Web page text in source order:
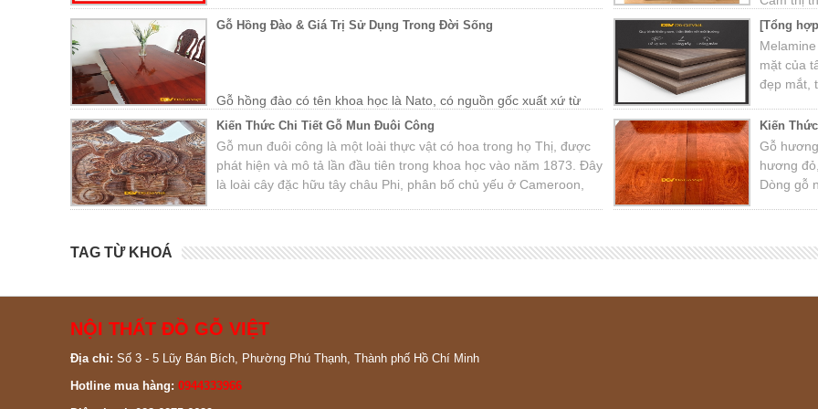
nước
vùng
Nguyên.
cao
Gỗ Hồng Đào & Giá Trị Sử Dụng Trong Đời Sống
Gỗ hồng đào có tên khoa học là Nato, có nguồn gốc xuất xứ từ
Tây Nguyên, Đắk Lắk. Cây gỗ được trồng nhiều ở các vùng miền Trung Việt Nam như
Khánh Hòa, Phú Yên, Lào, Campuchia…
[Tổng
mặt của
đẹp mắt,
Kiến Thức Chi Tiết Gỗ Mun Đuôi Công
Gỗ mun đuôi công là một loài thực vật có hoa trong họ Thị, được
phát hiện và mô tả lần đầu tiên trong khoa học vào năm 1873. Đây
là loài cây đặc hữu tây châu Phi, phân bố chủ yếu ở Cameroon,
Kiến
Gỗ
hương
Dòng gỗ
TAG TỪ KHOÁ
NỘI THẤT ĐỒ GỖ VIỆT
Địa chỉ: Số 3 - 5 Lũy Bán Bích, Phường Phú Thạnh, Thành phố Hồ Chí Minh
Hotline mua hàng: 0944333966